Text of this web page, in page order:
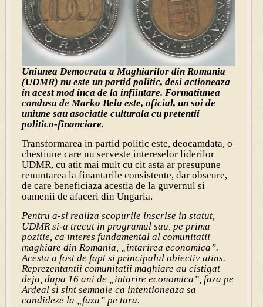
Uniunea Democrata a Maghiarilor din Romania
(UDMR) nu este un partid politic, desi actioneaza
in acest mod inca de la infiintare. Formatiunea
condusa de Marko Bela este, oficial, un soi de
uniune sau asociatie culturala cu pretentii
politico-financiare.
Transformarea in partid politic este, deocamdata, o
chestiune care nu serveste intereselor liderilor
UDMR, cu atit mai mult cu cit asta ar presupune
renuntarea la finantarile consistente, dar obscure,
de care beneficiaza acestia de la guvernul si
oamenii de afaceri din Ungaria.
Pentru a-si realiza scopurile inscrise in statut,
UDMR si-a trecut in programul sau, pe prima
pozitie, ca interes fundamental al comunitatii
maghiare din Romania, „intarirea economica”.
Acesta a fost de fapt si principalul obiectiv atins.
Reprezentantii comunitatii maghiare au cistigat
deja, dupa 16 ani de „intarire economica”, faza pe
Ardeal si sint semnale ca intentioneaza sa
candideze la „faza” pe tara.